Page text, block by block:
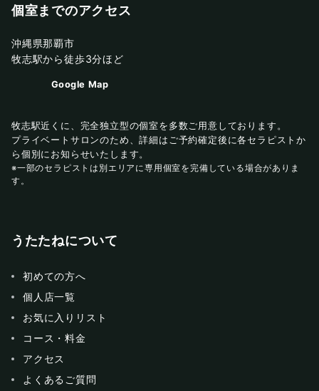
個室までのアクセス
沖縄県那覇市
牧志駅から徒歩3分ほど
Google Map
牧志駅近くに、完全独立型の個室を多数ご用意しております。
プライベートサロンのため、詳細はご予約確定後に各セラピストか
ら個別にお知らせいたします。
※一部のセラピストは別エリアに専用個室を完備している場合がありま
す。
うたたねについて
初めての方へ
個人店一覧
お気に入りリスト
コース・料金
アクセス
よくあるご質問